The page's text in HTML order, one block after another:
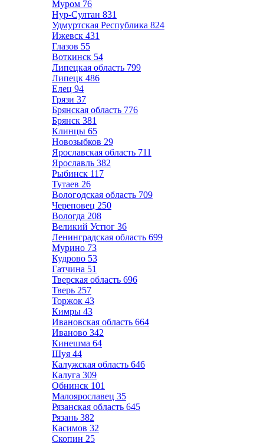
Муром 76
Нур-Султан 831
Удмуртская Республика 824
Ижевск 431
Глазов 55
Воткинск 54
Липецкая область 799
Липецк 486
Елец 94
Грязи 37
Брянская область 776
Брянск 381
Клинцы 65
Новозыбков 29
Ярославская область 711
Ярославль 382
Рыбинск 117
Тутаев 26
Вологодская область 709
Череповец 250
Вологда 208
Великий Устюг 36
Ленинградская область 699
Мурино 73
Кудрово 53
Гатчина 51
Тверская область 696
Тверь 257
Торжок 43
Кимры 43
Ивановская область 664
Иваново 342
Кинешма 64
Шуя 44
Калужская область 646
Калуга 309
Обнинск 101
Малоярославец 35
Рязанская область 645
Рязань 382
Касимов 32
Скопин 25